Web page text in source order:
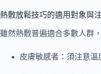
熱敷放鬆技巧的適用對象與
雖然熱敷普遍適合多數人群
皮膚敏感者：須注意溫